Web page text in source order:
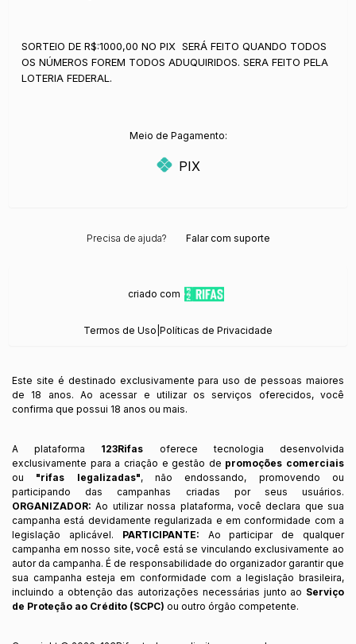
SORTEIO DE R$:1000,00 NO PIX SERÁ FEITO QUANDO TODOS
OS NÚMEROS FOREM TODOS ADUQUIRIDOS. SERA FEITO PELA
LOTERIA FEDERAL.
Meio de Pagamento:
PIX
Precisa de ajuda? Falar com suporte
criado com
Termos de Uso Políticas de Privacidade
Este site é destinado exclusivamente para uso de pessoas maiores
de 18 anos. Ao acessar e utilizar os serviços oferecidos, você
confirma que possui 18 anos ou mais.
A plataforma 123Rifas oferece tecnologia desenvolvida
exclusivamente para a criação e gestão de promoções comerciais
ou "rifas legalizadas", não endossando, promovendo ou
participando das campanhas criadas por seus usuários.
ORGANIZADOR: Ao utilizar nossa plataforma, você declara que sua
campanha está devidamente regularizada e em conformidade com a
legislação aplicável. PARTICIPANTE: Ao participar de qualquer
campanha em nosso site, você está se vinculando exclusivamente ao
autor da campanha. É de responsabilidade do organizador garantir que
sua campanha esteja em conformidade com a legislação brasileira,
incluindo a obtenção das autorizações necessárias junto ao Serviço
de Proteção ao Crédito (SCPC) ou outro órgão competente.